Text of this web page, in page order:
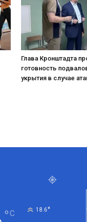
Глава Кронштадта
готовность
укрытия в случае
°C 18.6°